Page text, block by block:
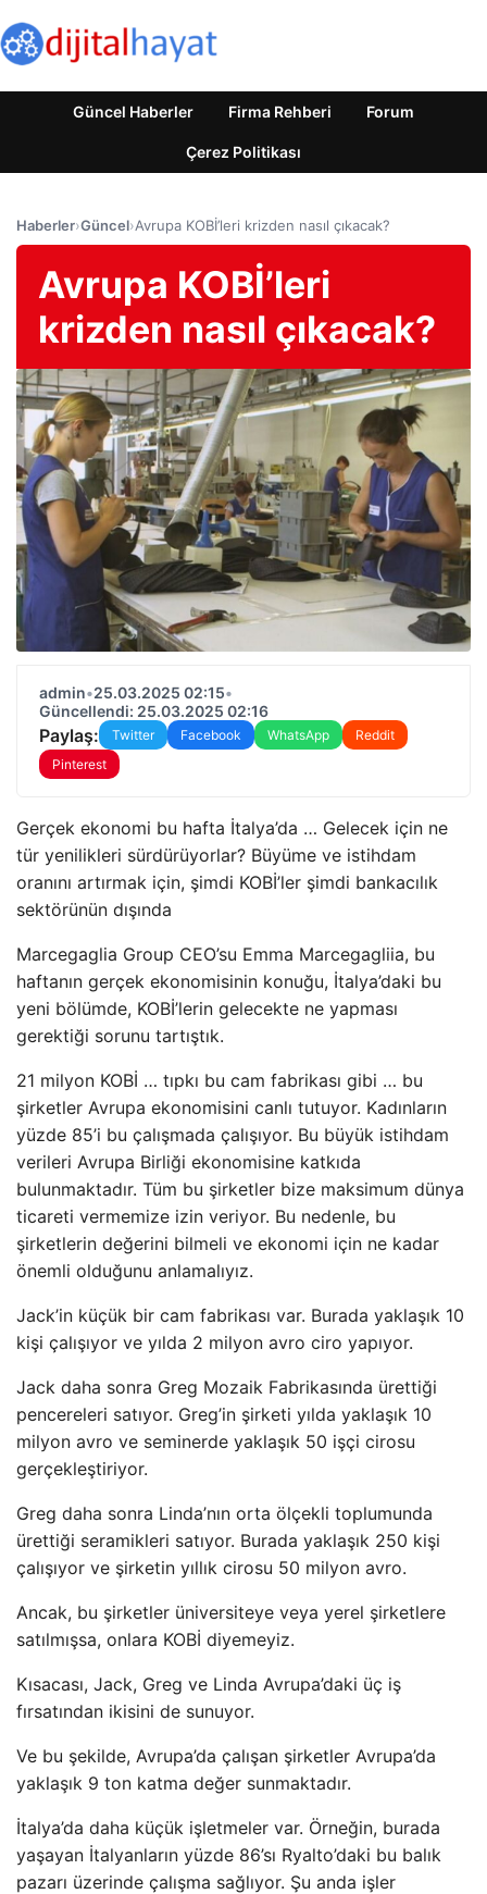
Güncel Haberler Firma Rehberi Forum
Çerez Politikası
Haberler›Güncel›Avrupa KOBİ’leri krizden nasıl çıkacak?
Avrupa KOBİ’leri
krizden nasıl çıkacak?
admin•25.03.2025 02:15•
Güncellendi: 25.03.2025 02:16
Paylaş: Twitter Facebook WhatsApp
Reddit
Pinterest
Gerçek ekonomi bu hafta İtalya’da … Gelecek için ne
tür yenilikleri sürdürüyorlar? Büyüme ve istihdam
oranını artırmak için, şimdi KOBİ’ler şimdi bankacılık
sektörünün dışında
Marcegaglia Group CEO’su Emma Marcegagliia, bu
haftanın gerçek ekonomisinin konuğu, İtalya’daki bu
yeni bölümde, KOBİ’lerin gelecekte ne yapması
gerektiği sorunu tartıştık.
21 milyon KOBİ … tıpkı bu cam fabrikası gibi … bu
şirketler Avrupa ekonomisini canlı tutuyor. Kadınların
yüzde 85’i bu çalışmada çalışıyor. Bu büyük istihdam
verileri Avrupa Birliği ekonomisine katkıda
bulunmaktadır. Tüm bu şirketler bize maksimum dünya
ticareti vermemize izin veriyor. Bu nedenle, bu
şirketlerin değerini bilmeli ve ekonomi için ne kadar
önemli olduğunu anlamalıyız.
Jack’in küçük bir cam fabrikası var. Burada yaklaşık 10
kişi çalışıyor ve yılda 2 milyon avro ciro yapıyor.
Jack daha sonra Greg Mozaik Fabrikasında ürettiği
pencereleri satıyor. Greg’in şirketi yılda yaklaşık 10
milyon avro ve seminerde yaklaşık 50 işçi cirosu
gerçekleştiriyor.
Greg daha sonra Linda’nın orta ölçekli toplumunda
ürettiği seramikleri satıyor. Burada yaklaşık 250 kişi
çalışıyor ve şirketin yıllık cirosu 50 milyon avro.
Ancak, bu şirketler üniversiteye veya yerel şirketlere
satılmışsa, onlara KOBİ diyemeyiz.
Kısacası, Jack, Greg ve Linda Avrupa’daki üç iş
fırsatından ikisini de sunuyor.
Ve bu şekilde, Avrupa’da çalışan şirketler Avrupa’da
yaklaşık 9 ton katma değer sunmaktadır.
İtalya’da daha küçük işletmeler var. Örneğin, burada
yaşayan İtalyanların yüzde 86’sı Ryalto’daki bu balık
pazarı üzerinde çalışma sağlıyor. Şu anda işler